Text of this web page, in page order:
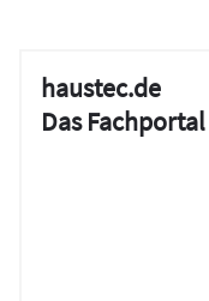
haustec.de
Das